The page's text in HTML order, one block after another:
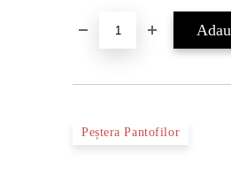
Peștera Pantofilor